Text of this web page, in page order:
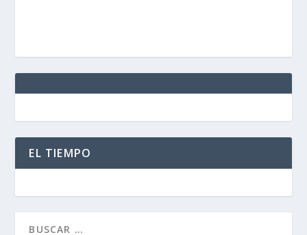
EL TIEMPO